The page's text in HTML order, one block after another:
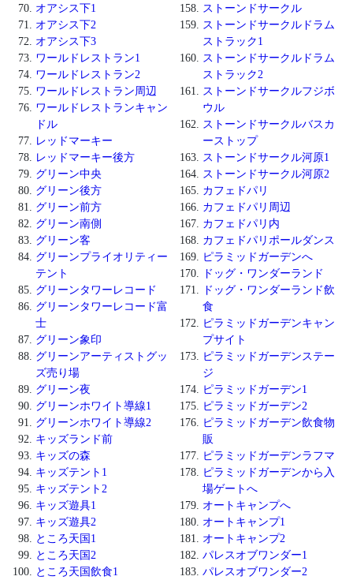
オアシス下1
オアシス下2
オアシス下3
ワールドレストラン1
ワールドレストラン2
ワールドレストラン周辺
ワールドレストランキャン
ドル
レッドマーキー
レッドマーキー後方
グリーン中央
グリーン後方
グリーン前方
グリーン南側
グリーン客
グリーンプライオリティー
テント
グリーンタワーレコード
グリーンタワーレコード富
士
グリーン象印
グリーンアーティストグッ
ズ売り場
グリーン夜
グリーンホワイト導線1
グリーンホワイト導線2
キッズランド前
キッズの森
キッズテント1
キッズテント2
キッズ遊具1
キッズ遊具2
ところ天国1
ところ天国2
ところ天国飲食1
ストーンドサークル
ストーンドサークルドラム
ストラック1
ストーンドサークルドラム
ストラック2
ストーンドサークルフジボ
ウル
ストーンドサークルバスカ
ーストップ
ストーンドサークル河原1
ストーンドサークル河原2
カフェドパリ
カフェドパリ周辺
カフェドパリ内
カフェドパリポールダンス
ピラミッドガーデンへ
ドッグ・ワンダーランド
ドッグ・ワンダーランド飲
食
ピラミッドガーデンキャン
プサイト
ピラミッドガーデンステー
ジ
ピラミッドガーデン1
ピラミッドガーデン2
ピラミッドガーデン飲食物
販
ピラミッドガーデンラフマ
ピラミッドガーデンから入
場ゲートへ
オートキャンプへ
オートキャンプ1
オートキャンプ2
パレスオブワンダー1
パレスオブワンダー2